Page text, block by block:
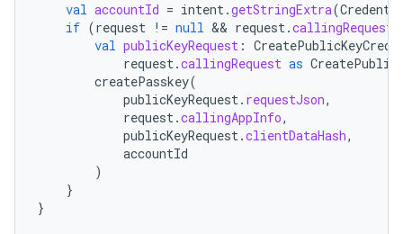
val accountId = intent.getStringExtra(
if (request != null && request.callingRequest
val publicKeyRequest :
request.callingRequest as
createPasskey(
publicKeyRequest. requestJson,
request.callingAppInfo,
publicKeyRequest.clientDataHash,
accountId
)
}
}